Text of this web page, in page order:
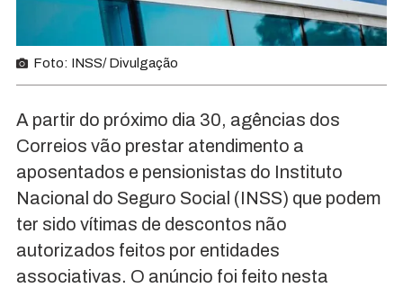
Foto: INSS/ Divulgação
A partir do próximo dia 30, agências dos
Correios vão prestar atendimento a
aposentados e pensionistas do Instituto
Nacional do Seguro Social (INSS) que podem
ter sido vítimas de descontos não
autorizados feitos por entidades
associativas. O anúncio foi feito nesta